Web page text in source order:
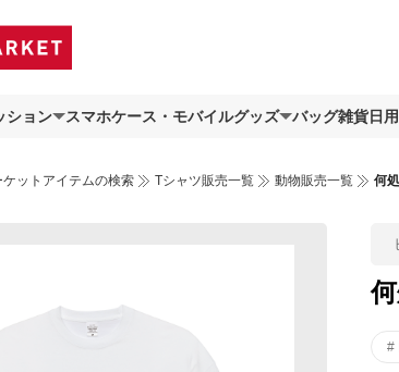
ション スマホケース・モバイルグッズ バッグ雑貨日
ケットアイテムの検索 Tシャツ販売一覧 動物販売一覧 何
#